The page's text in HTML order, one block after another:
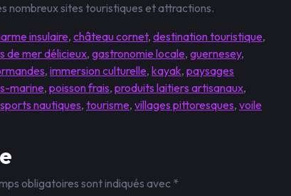
nombreux sites touristiques et attractions.
insulaire, château cornet, destination touristique,
de mer délicieux, gastronomie locale, guernesey,
, immersion culturelle, kayak, paysages
marine, poisson frais, produits laitiers artisanaux,
sports nautiques, tourisme, villages pittoresques, voile
obligatoires sont indiqués avec *